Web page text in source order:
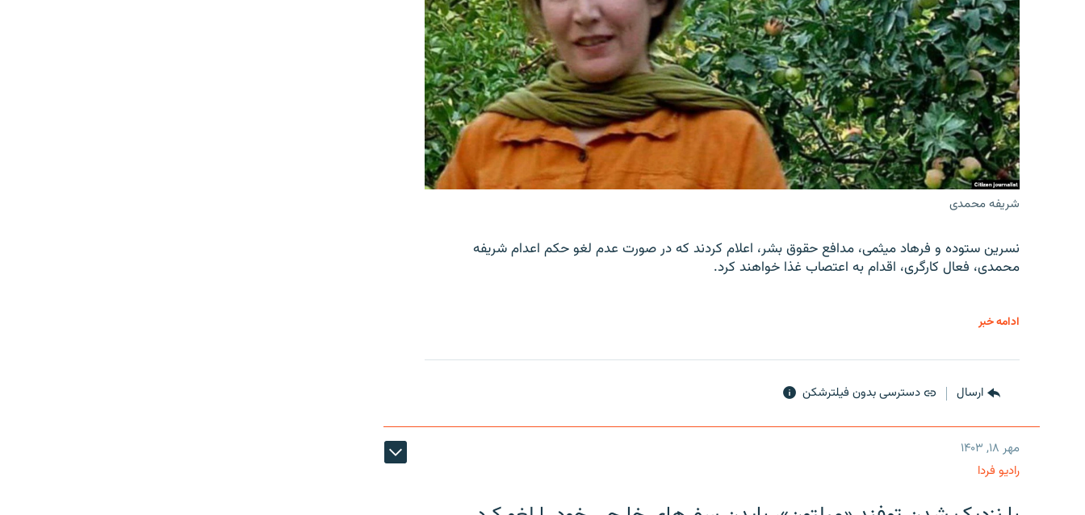
شریفه محمدی
نسرین ستوده و فرهاد میثمی، مدافع حقوق بشر، اعلام کردند که در صورت عدم لغو حکم اعدام شریفه
محمدی، فعال کارگری، اقدام به اعتصاب غذا خواهند کرد.
ادامه خبر
ارسال دسترسی بدون فیلترشکن
مهر ۱۸, ۱۴۰۳
رادیو فردا